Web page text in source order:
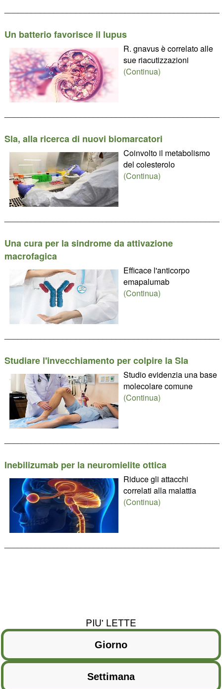
Un batterio favorisce il lupus
R. gnavus è correlato alle
sue riacutizzazioni
(Continua)
Sla, alla ricerca di nuovi biomarcatori
Coinvolto il metabolismo
del colesterolo
(Continua)
Una cura per la sindrome da attivazione
macrofagica
Efficace l'anticorpo
emapalumab
(Continua)
Studiare l'invecchiamento per colpire la Sla
Studio evidenzia una base
molecolare comune
(Continua)
Inebilizumab per la neuromielite ottica
Riduce gli attacchi
correlati alla malattia
(Continua)
PIU' LETTE